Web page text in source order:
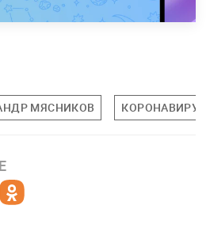
МЯСНИКОВ КОРОНАВИРУС